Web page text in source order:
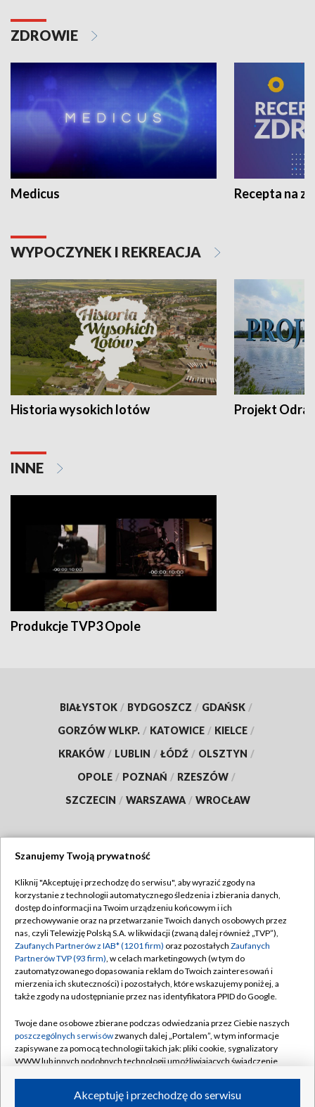
ZDROWIE
Medicus Recepta na
WYPOCZYNEK I REKREACJA
Historia wysokich lotów Projekt Odra
INNE
Produkcje TVP3 Opole
BIAŁYSTOK / BYDGOSZCZ / GDAŃSK /
GORZÓW WLKP. / KATOWICE / KIELCE /
KRAKÓW / LUBLIN / ŁÓDŹ / OLSZTYN /
OPOLE / POZNAŃ / RZESZÓW /
SZCZECIN / WARSZAWA / WROCŁAW
TVP
Abonament TVP
Emisja w TVP
Centrum informacji TVP
Naziemna Telewizja Cyfrowa
Rada Programowa
System NOS
Informacje o nadawcy
Program dla prasy
Regulamin TVP
Polityka prywatności
Moje zgody
Pomoc
Kontakt
Kanały
Szanujemy Twoją prywatność
Kliknij "Akceptuję i przechodzę do serwisu", aby wyrazić zgody na
korzystanie z technologii automatycznego śledzenia i zbierania danych,
dostęp do informacji na Twoim urządzeniu końcowym i ich
przechowywanie oraz na przetwarzanie Twoich danych osobowych przez
nas, czyli Telewizję Polską S.A. w likwidacji (zwaną dalej również „TVP”),
Zaufanych Partnerów z IAB* (1201 firm) oraz pozostałych Zaufanych
Partnerów TVP (93 firm), w celach marketingowych (w tym do
zautomatyzowanego dopasowania reklam do Twoich zainteresowań i
mierzenia ich skuteczności) i pozostałych, które wskazujemy poniżej, a
także zgody na udostępnianie przez nas identyfikatora PPID do Google.
Twoje dane osobowe zbierane podczas odwiedzania przez Ciebie naszych
poszczególnych serwisówzwanych dalej „Portalem”, w tym informacje
zapisywane za pomocą technologii takich jak: pliki cookie, sygnalizatory
WWW lub innych podobnych technologii umożliwiających świadczenie
ruchu w Internecie.Akceptuję i przechodzę do serwisu